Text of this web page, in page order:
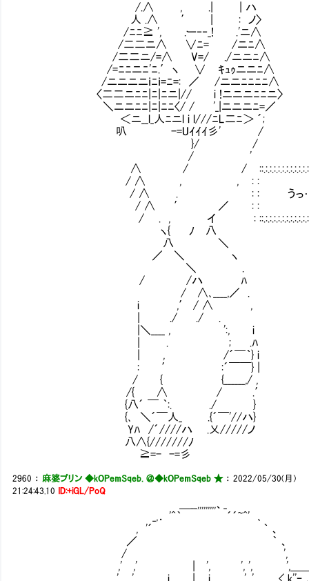
/.∧ , .| | ハ
人 .∧ ′ | : ノ〉
/ﾆﾆ≧ ', .ー‐‐_! .'ニ∧
/二二ニ∧ ∨ﾆ= /ニﾆ∧
/二二ニ/=∧ V=/ ./ニニﾆ∧
/=ﾆﾆニﾆ'ﾆ.′ヽ ∨ ｷｭｩニニﾆ∧
/ニニニニｉﾆｉ=ﾆ=: ／ /ニニﾆﾆﾆﾆ∧
〈二二ニﾆﾆ|ﾆ|ﾆニ|// i !ニニニﾆﾆニ〉
＼ニニﾆﾆ|ﾆ|ﾆﾆ〈/ / '_|ニニニﾆ=／
＜ニ__l_人ﾆニl i l///ﾆL二ﾆ＞ ´;
叭 -=Uｲｲｲ彡' /
}/ /
/ '
∧ / /
/ ∧ , , : :
/ ∧ . : : うっ
/ ∧ ′ ／ : :
/ . , イ :
ヽ{ ﾉ 八
八 ＼
／ ＼ ヽ
＼ .
/ /ハ ﾊ
/ ∧､____,／ .
i ,′ / ∧ ,
| ./ ./ .
|＼____ , ':, i
| . ; .ﾊ
| , /´￣｀} i
: ′ :´￣￣} |
/ { {______,/ ,
/{ ∧ / .′
{八´ ￣ ｀:. ./ }
{､ ＼´￣人_ .{´￣'//ハ}
Yﾊ /´////ハ .乂/////ノ
八∧{///////ﾉ
≧=- -=彡
2960 ： 麻婆プリン ◆kOPemSqeb. ＠◆kOPemSqeb ★：2022/05/30(月)
21:24:43.10
ID:+iGL/PoQ
＿__,,,,,,,,,、_
_,． '^｀ ´´~^' ､
, '´ ｀ 、
／ ｀ 、
/ ',
,' ,' | ', ', ', ',＿
,' ,' i | .i ', ', <_k''ｰ 、｀